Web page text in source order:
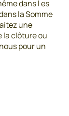
dans l es
la Somme
une
la clôture ou
pour un